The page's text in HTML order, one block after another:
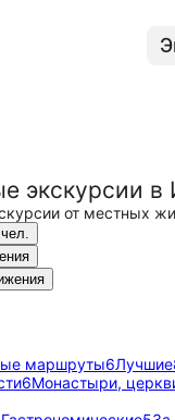
экскурсии в
от местных
маршруты6Лучшие
6Монастыри,